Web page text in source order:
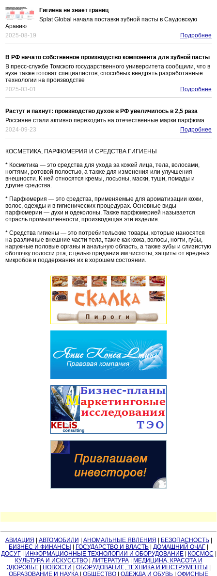
Гигиена не знает границ
Splat Global начала поставки зубной пасты в Саудовскую
Аравию
2025-08-19
Подробнее
В РФ начато собственное производство компонента для зубной пасты
В пресс-службе Томского государственного университета сообщили, что в
вузе также готовят специалистов, способных внедрять разработанные
технологии на производстве
2025-03-01
Подробнее
Растут и пахнут: производство духов в РФ увеличилось в 2,5 раза
Россияне стали активно переходить на отечественные марки парфюма
2024-09-23
Подробнее
КОСМЕТИКА, ПАРФЮМЕРИЯ И СРЕДСТВА ГИГИЕНЫ
* Косметика — это средства для ухода за кожей лица, тела, волосами,
ногтями, ротовой полостью, а также для изменения или улучшения
внешности. К ней относятся кремы, лосьоны, маски, туши, помады и
другие средства.
* Парфюмерия — это средства, применяемые для ароматизации кожи,
волос, одежды и в гигиенических процедурах. Основные виды
парфюмерии — духи и одеколоны. Также парфюмерией называется
отрасль промышленности, производящая эти изделия.
* Средства гигиены — это потребительские товары, которые наносятся
на различные внешние части тела, такие как кожа, волосы, ногти, губы,
наружные половые органы и анальную область, а также зубы и слизистую
оболочку полости рта, с целью придания им чистоты, защиты от вредных
микробов и поддержания их в хорошем состоянии.
АВИАЦИЯ АВТОМОБИЛИ АНОМАЛЬНЫЕ ЯВЛЕНИЯ БЕЗОПАСНОСТЬ|
БИЗНЕС И ФИНАНСЫ
ГОСУДАРСТВО И ВЛАСТЬ ДОМАШНИЙ ОЧАГ
ДОСУГ| ИНФОРМАЦИОННЫЕ ТЕХНОЛОГИИ И ОБОРУДОВАНИЕ| КОСМОС
КУЛЬТУРА И ИСКУССТВО| ЛИТЕРАТУРА|
МЕДИЦИНА, КРАСОТА И
ЗДОРОВЬЕ| НОВОСТИ ОБОРУДОВАНИЕ, ТЕХНИКА И ИНСТРУМЕНТЫ
ОБРАЗОВАНИЕ И НАУКА
ОБЩЕСТВО ОДЕЖДА И ОБУВЬ ОФИСНЫЕ